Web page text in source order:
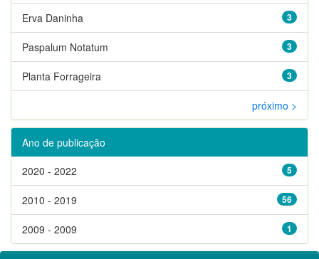
3
Erva Daninha
3
Paspalum Notatum
3
Planta Forrageira
próximo >
Ano de publicação
5
2020 - 2022
56
2010 - 2019
1
2009 - 2009